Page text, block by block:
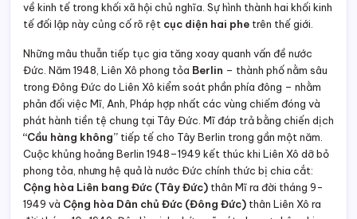
về kinh tế trong khối xã hội chủ nghĩa. Sự hình thành hai khối kinh
tế đối lập này củng cố rõ rệt cục diện hai phe trên thế giới.
Những mâu thuẫn tiếp tục gia tăng xoay quanh vấn đề nước
Đức. Năm 1948, Liên Xô phong tỏa Berlin – thành phố nằm sâu
trong Đông Đức do Liên Xô kiểm soát phần phía đông – nhằm
phản đối việc Mĩ, Anh, Pháp hợp nhất các vùng chiếm đóng và
phát hành tiền tệ chung tại Tây Đức. Mĩ đáp trả bằng chiến dịch
“Cầu hàng không” tiếp tế cho Tây Berlin trong gần một năm.
Cuộc khủng hoảng Berlin 1948–1949 kết thúc khi Liên Xô dỡ bỏ
phong tỏa, nhưng hệ quả là nước Đức chính thức bị chia cắt:
Cộng hòa Liên bang Đức (Tây Đức) thân Mĩ ra đời tháng 9-
1949 và Cộng hòa Dân chủ Đức (Đông Đức) thân Liên Xô ra